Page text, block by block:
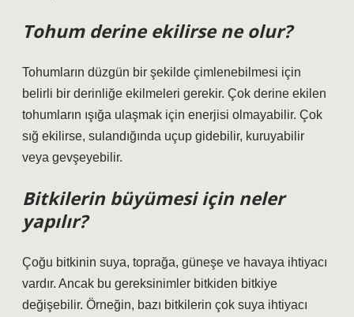
Tohum derine ekilirse ne olur?
Tohumların düzgün bir şekilde çimlenebilmesi için
belirli bir derinliğe ekilmeleri gerekir. Çok derine ekilen
tohumların ışığa ulaşmak için enerjisi olmayabilir. Çok
sığ ekilirse, sulandığında uçup gidebilir, kuruyabilir
veya gevşeyebilir.
Bitkilerin büyümesi için neler
yapılır?
Çoğu bitkinin suya, toprağa, güneşe ve havaya ihtiyacı
vardır. Ancak bu gereksinimler bitkiden bitkiye
değişebilir. Örneğin, bazı bitkilerin çok suya ihtiyacı